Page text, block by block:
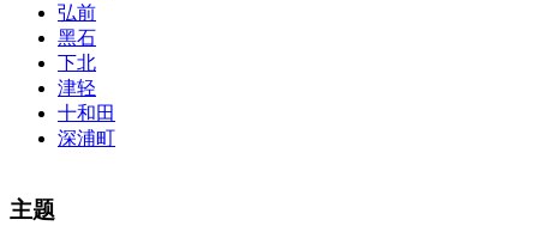
弘前
黑石
下北
津轻
十和田
深浦町
The alertness of CCNA Routing and
exam, you can do with our alertness material. 210-260 lab questions
主题